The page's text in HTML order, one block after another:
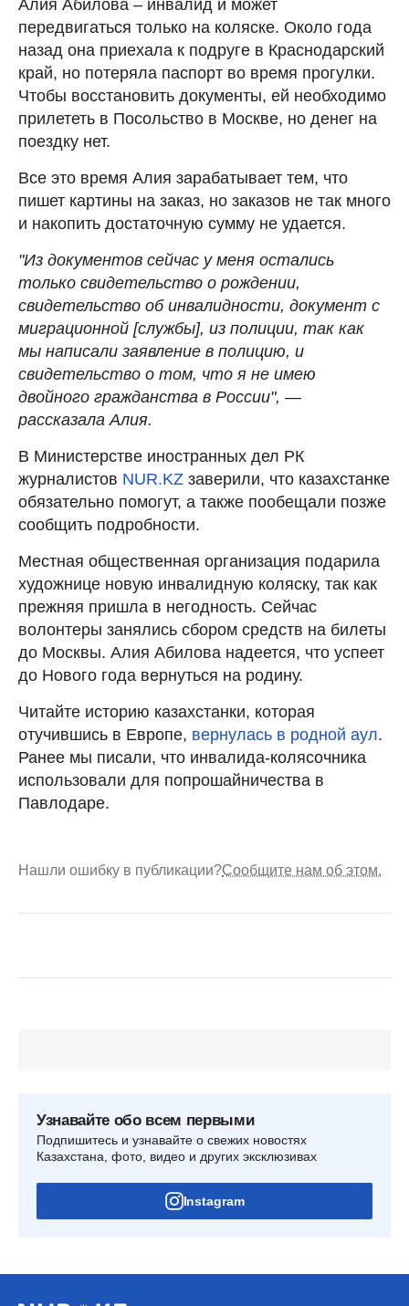
Алия Абилова – инвалид и может
передвигаться только на коляске. Около года
назад она приехала к подруге в Краснодарский
край, но потеряла паспорт во время прогулки.
Чтобы восстановить документы, ей необходимо
прилететь в Посольство в Москве, но денег на
поездку нет.
Все это время Алия зарабатывает тем, что
пишет картины на заказ, но заказов не так много
и накопить достаточную сумму не удается.
"Из документов сейчас у меня остались
только свидетельство о рождении,
свидетельство об инвалидности, документ с
миграционной [службы], из полиции, так как
мы написали заявление в полицию, и
свидетельство о том, что я не имею
двойного гражданства в России", —
рассказала Алия.
В Министерстве иностранных дел РК
журналистов NUR.KZ заверили, что казахстанке
обязательно помогут, а также пообещали позже
сообщить подробности.
Местная общественная организация подарила
художнице новую инвалидную коляску, так как
прежняя пришла в негодность. Сейчас
волонтеры занялись сбором средств на билеты
до Москвы. Алия Абилова надеется, что успеет
до Нового года вернуться на родину.
Читайте историю казахстанки, которая
отучившись в Европе, вернулась в родной аул.
Ранее мы писали, что инвалида-колясочника
использовали для попрошайничества в
Павлодаре.
Нашли ошибку в публикации?Сообщите нам об этом.
Узнавайте обо всем первыми
Подпишитесь и узнавайте о свежих новостях
Казахстана, фото, видео и других эксклюзивах
Instagram